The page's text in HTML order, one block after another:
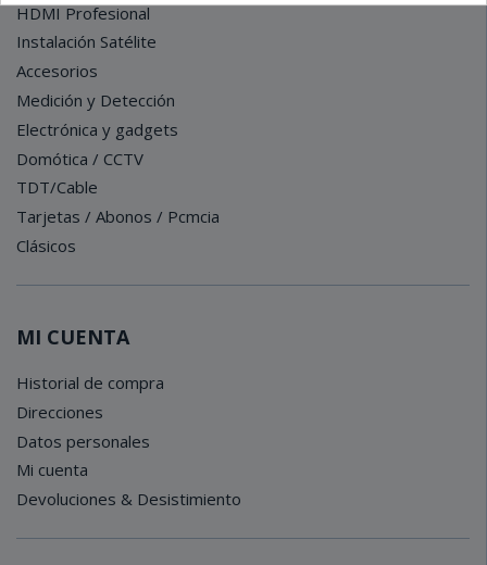
HDMI Profesional
Instalación Satélite
Accesorios
Medición y Detección
Electrónica y gadgets
Domótica / CCTV
TDT/Cable
Tarjetas / Abonos / Pcmcia
Clásicos
MI CUENTA
Historial de compra
Direcciones
Datos personales
Mi cuenta
Devoluciones & Desistimiento